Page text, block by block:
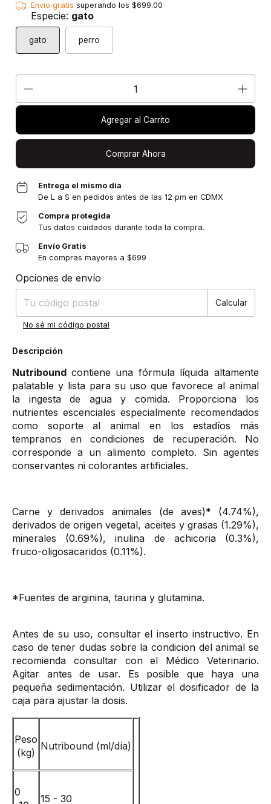
Envío gratis superando los$699.00
Especie: gato
gato perro
Agregar al Carrito
Comprar Ahora
Entrega el mismo día
De L a S en pedidos antes de las 12 pm en CDMX
Compra protegida
Tus datos cuidados durante toda la compra.
Envío Gratis
En compras mayores a $699
Entregas para el CP:
Opciones de envío
Calcular
No sé mi código postal
Descripción
Nutribound contiene una fórmula líquida altamente
palatable y lista para su uso que favorece al animal
la ingesta de agua y comida. Proporciona los
nutrientes escenciales especialmente recomendados
como soporte al animal en los estadíos más
tempranos en condiciones de recuperación. No
corresponde a un alimento completo. Sin agentes
conservantes ni colorantes artificiales.
Carne y derivados animales (de aves)* (4.74%),
derivados de origen vegetal, aceites y grasas (1.29%),
minerales (0.69%), inulina de achicoria (0.3%),
fruco-oligosacaridos (0.11%).
*Fuentes de arginina, taurina y glutamina.
Antes de su uso, consultar el inserto instructivo. En
caso de tener dudas sobre la condicion del animal se
recomienda consultar con el Médico Veterinario.
Agitar antes de usar. Es posible que haya una
pequeña sedimentación. Utilizar el dosificador de la
caja para ajustar la dosis.
Peso
(kg)
Nutribound (ml/día)
0
15 - 30